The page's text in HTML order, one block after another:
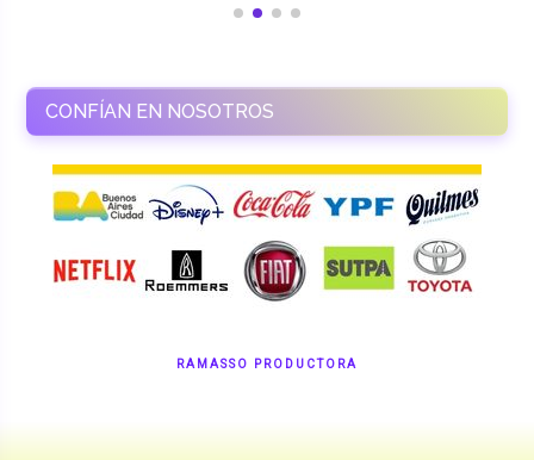
CONFÍAN EN NOSOTROS
RAMASSO PRODUCTORA